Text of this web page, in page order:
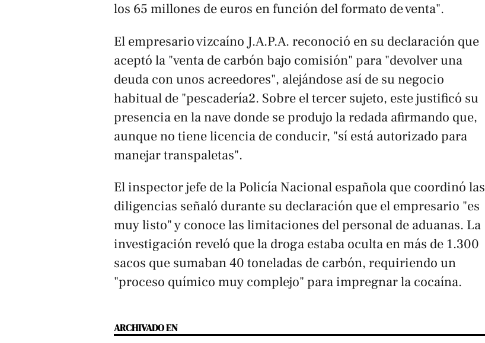
los 65 millones de euros en función del formato de venta".
El empresario vizcaíno J.A.P.A. reconoció en su declaración que
aceptó la "venta de carbón bajo comisión" para "devolver una
deuda con unos acreedores", alejándose así de su negocio
habitual de "pescadería2. Sobre el tercer sujeto, este justificó su
presencia en la nave donde se produjo la redada afirmando que,
aunque no tiene licencia de conducir, "sí está autorizado para
manejar transpaletas".
El inspector jefe de la Policía Nacional española que coordinó las
diligencias señaló durante su declaración que el empresario "es
muy listo" y conoce las limitaciones del personal de aduanas. La
investigación reveló que la droga estaba oculta en más de 1.300
sacos que sumaban 40 toneladas de carbón, requiriendo un
"proceso químico muy complejo" para impregnar la cocaína.
ARCHIVADO EN